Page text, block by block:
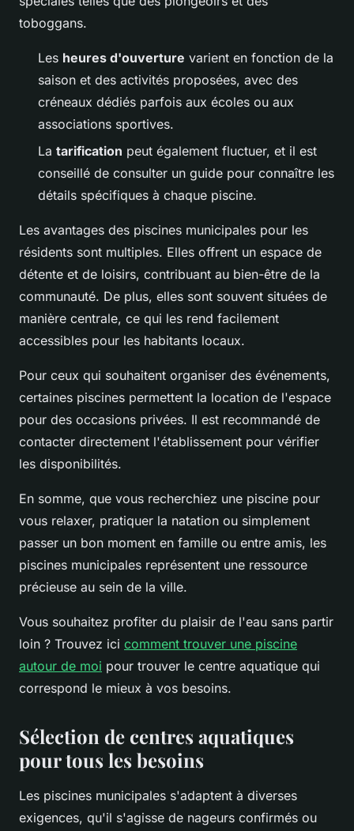
toboggans.
Les heures d'ouverture varient en fonction de la
saison et des activités proposées, avec des
créneaux dédiés parfois aux écoles ou aux
associations sportives.
La tarification peut également fluctuer, et il est
conseillé de consulter un guide pour connaître les
détails spécifiques à chaque piscine.
Les avantages des piscines municipales pour les
résidents sont multiples. Elles offrent un espace de
détente et de loisirs, contribuant au bien-être de la
communauté. De plus, elles sont souvent situées de
manière centrale, ce qui les rend facilement
accessibles pour les habitants locaux.
Pour ceux qui souhaitent organiser des événements,
certaines piscines permettent la location de l'espace
pour des occasions privées. Il est recommandé de
contacter directement l'établissement pour vérifier
les disponibilités.
En somme, que vous recherchiez une piscine pour
vous relaxer, pratiquer la natation ou simplement
passer un bon moment en famille ou entre amis, les
piscines municipales représentent une ressource
précieuse au sein de la ville.
Vous souhaitez profiter du plaisir de l'eau sans partir
loin ? Trouvez ici comment trouver une piscine
autour de moi pour trouver le centre aquatique qui
correspond le mieux à vos besoins.
Sélection de centres aquatiques
pour tous les besoins
Les piscines municipales s'adaptent à diverses
exigences, qu'il s'agisse de nageurs confirmés ou